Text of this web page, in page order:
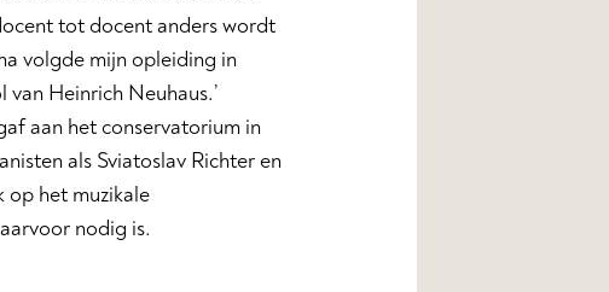
tot docent anders wordt
volgde mijn opleiding in
Heinrich Neuhaus.’
aan het conservatorium in
als Sviatoslav Richter en
op het muzikale
nodig is.